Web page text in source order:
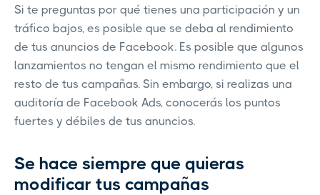
Si te preguntas por qué tienes una participación y un
tráfico bajos, es posible que se deba al rendimiento
de tus anuncios de Facebook. Es posible que algunos
lanzamientos no tengan el mismo rendimiento que el
resto de tus campañas. Sin embargo, si realizas una
auditoría de Facebook Ads, conocerás los puntos
fuertes y débiles de tus anuncios.
Se hace siempre que quieras
modificar tus campañas